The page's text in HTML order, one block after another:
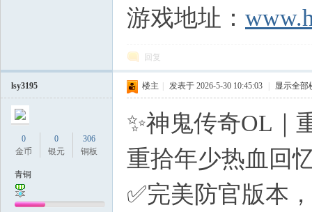
游戏地址：
回复
lsy3195
0
金币
0
银元
306
铜板
青铜
楼主 发表于 2026-5-30 10:45:03 显示全部
✨神鬼传奇OL｜
重拾年少热血回
✅完美防官版本